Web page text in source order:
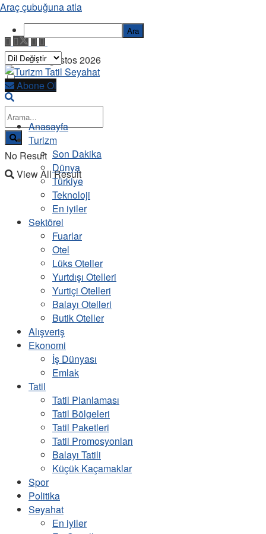
Cuma, 7 Ağustos 2026
No Result
View All Result
Abone Ol
Anasayfa
Turizm
Son Dakika
Dünya
Türkiye
Teknoloji
En iyiler
Sektörel
Fuarlar
Otel
Lüks Oteller
Yurtdışı Otelleri
Yurtiçi Otelleri
Balayı Otelleri
Butik Oteller
Alışveriş
Ekonomi
İş Dünyası
Emlak
Tatil
Tatil Planlaması
Tatil Bölgeleri
Tatil Paketleri
Tatil Promosyonları
Balayı Tatili
Küçük Kaçamaklar
Spor
Politika
Seyahat
En iyiler
Araç çubuğuna atla
Ara